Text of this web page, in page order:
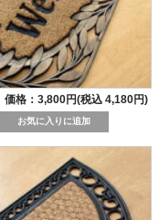
価格：3,800円(税込 4,180円)